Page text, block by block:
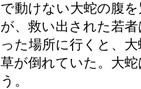
で動けない大蛇の腹
が、救い出された若
った場所に行くと、
草が倒れていた。大
う。